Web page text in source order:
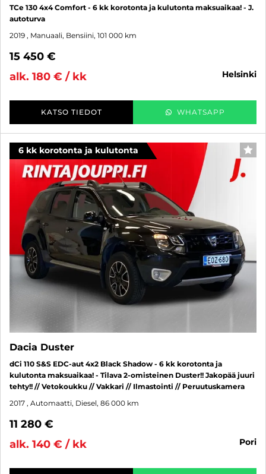
TCe 130 4x4 Comfort - 6 kk korotonta ja kulutonta maksuaikaa! - J.
autoturva
2019 , Manuaali, Bensiini, 101 000 km
15 450 €
alk. 180 € / kk
helsinki
KATSO TIEDOT WHATSAPP
6 kk korotonta ja kulutonta
Dacia Duster
dCi 110 S&S EDC-aut 4x2 Black Shadow - 6 kk korotonta ja
kulutonta maksuaikaa! - Tilava 2-omisteinen Duster!! Jakopää juuri
tehty!! // Vetokoukku // Vakkari // Ilmastointi // Peruutuskamera
2017 , Automaatti, Diesel, 86 000 km
11 280 €
alk. 140 € / kk
pori